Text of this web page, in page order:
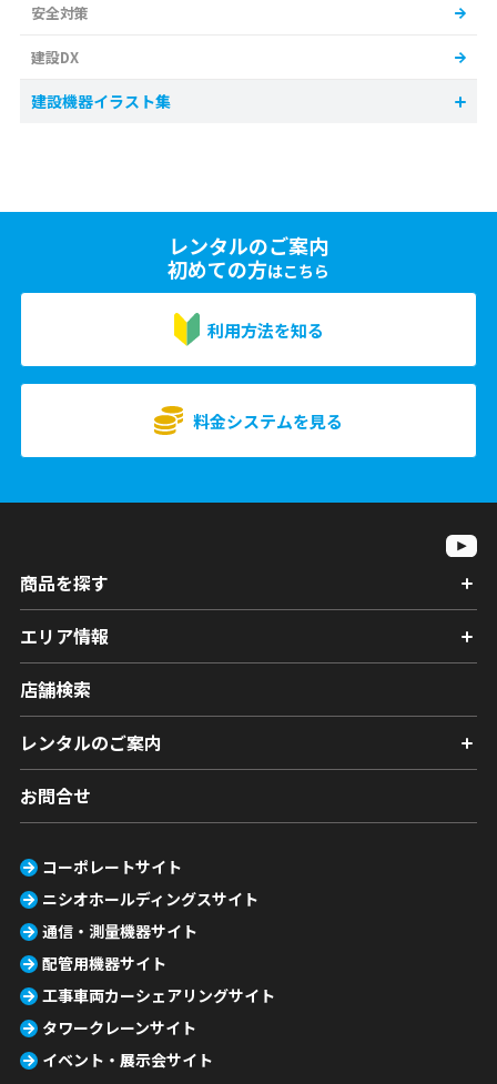
安全対策
建設DX
建設機器イラスト集
レンタルのご案内
初めての方はこちら
利用方法を知る
料金システムを見る
商品を探す
エリア情報
店舗検索
レンタルのご案内
お問合せ
コーポレートサイト
ニシオホールディングスサイト
通信・測量機器サイト
配管用機器サイト
工事車両カーシェアリングサイト
タワークレーンサイト
イベント・展示会サイト